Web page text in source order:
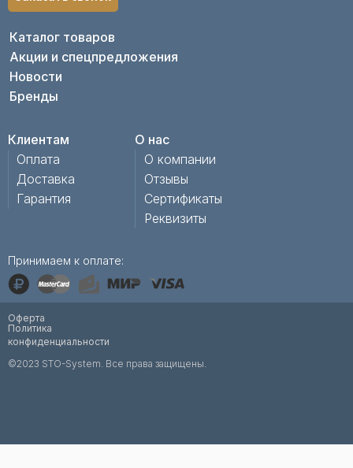
Каталог товаров
Акции и спецпредложения
Новости
Бренды
Клиентам
Оплата
Доставка
Гарантия
О нас
О компании
Отзывы
Сертификаты
Реквизиты
Принимаем к оплате:
©2023 STO-System. Все права защищены.
Политика
конфиденциальности
Оферта